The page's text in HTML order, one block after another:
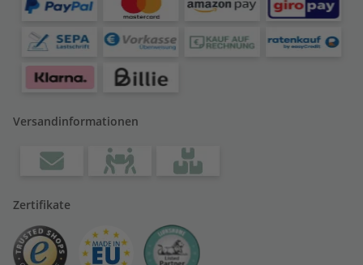
Versandinformationen
Zertifikate